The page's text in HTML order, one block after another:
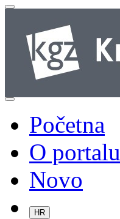
Početna
O portalu
Novo
HR